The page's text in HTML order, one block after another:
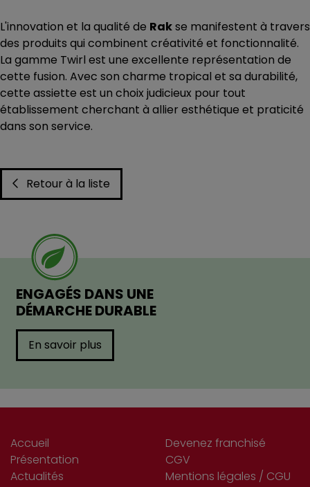
L'innovation et la qualité de Rakse manifestent à travers
des produits qui combinent créativité et fonctionnalité.
La gamme Twirl est une excellente représentation de
cette fusion. Avec son charme tropical et sa durabilité,
cette assiette est un choix judicieux pour tout
établissement cherchant à allier esthétique et praticité
dans son service.
Retour à la liste
ENGAGÉS DANS UNE
DÉMARCHE DURABLE
En savoir plus
Accueil
Présentation
Actualités
Devenez franchisé
CGV
Mentions légales / CGU